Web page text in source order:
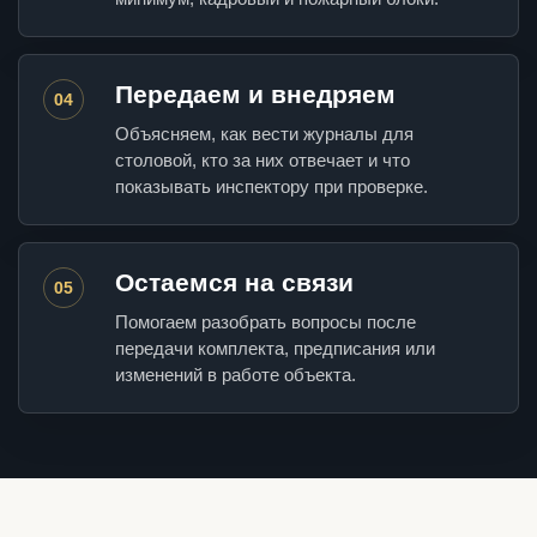
04 Передаем и внедряем
Объясняем, как вести журналы для
столовой, кто за них отвечает и что
показывать инспектору при проверке.
05 Остаемся на связи
Помогаем разобрать вопросы после
передачи комплекта, предписания или
изменений в работе объекта.